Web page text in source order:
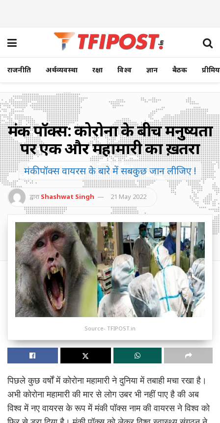
राजनीति अर्थव्यवस्था रक्षा विश्व ज्ञान बैठक
मंकी पॉक्स: कोरोना के बीच मनुष्यता
पर एक और महामारी का ख़तरा
मंकी पॉक्स वायरस के बारे में सबकुछ जान लीजिए !
द्वारा Shashwat Singh 21 May 2022
Source- TFIPOST.in
पिछले कुछ वर्षों में कोरोना महामारी ने दुनिया में तबाही मचा रखा है।
अभी कोरोना महामारी की मार से लोग उबर भी नहीं पाए है की अब
विश्व में नए वायरस के रूप में मंकी पॉक्स नाम की वायरस ने विश्व को